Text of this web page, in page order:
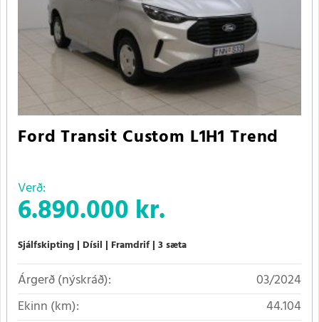
Ford Transit Custom L1H1 Trend
Verð:
6.890.000 kr.
Sjálfskipting Dísil Framdrif 3 sæta
Árgerð (nýskráð):
03/2024
Ekinn (km):
44.104